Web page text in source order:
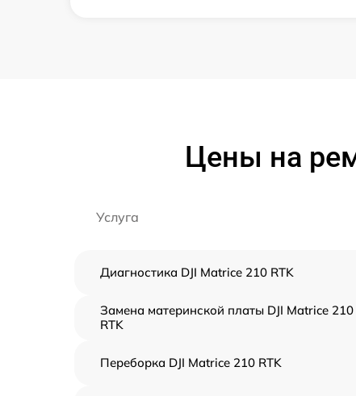
Цены на
Услуга
Диагностика DJI Matrice 210 RTK
Замена материнской платы DJI Matrice 210
RTK
Переборка DJI Matrice 210 RTK